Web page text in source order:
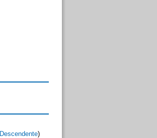
Descendente)